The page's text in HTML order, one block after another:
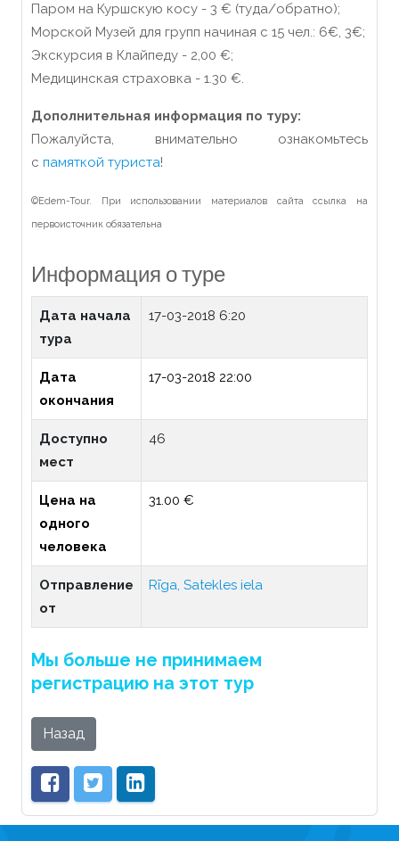
Паром на Куршскую косу - 3 € (туда/обратно);
Морской Музей для групп начиная с 15 чел.: 6€, 3€;
Экскурсия в Клайпеду - 2,00 €;
Медицинская страховка - 1.30 €.
Дополнительная информация по туру:
Пожалуйста, внимательно ознакомьтесь
с памяткой туриста!
©Edem-Tour. При использовании материалов сайта ссылка на
первоисточник обязательна
Информация о туре
Дата начала
тура
17-03-2018 6:20
Дата
окончания
17-03-2018 22:00
Доступно
мест
46
Цена на
одного
человека
31.00 €
Отправление
от
Rīga, Satekles iela
Мы больше не принимаем
регистрацию на этот тур
Назад